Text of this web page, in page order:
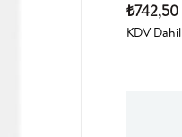
₺742,50
KDV Dahil